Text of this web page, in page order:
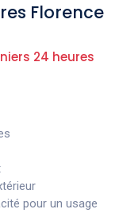
Florence
24 heures
pour un usage